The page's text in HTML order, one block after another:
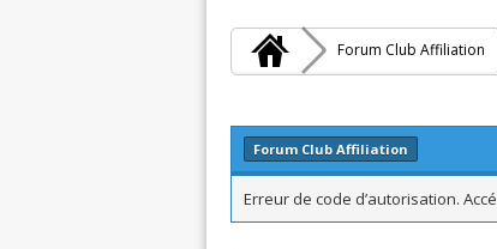
Forum Club Affiliation
Forum Club Affiliation
Erreur de code d’autorisation.